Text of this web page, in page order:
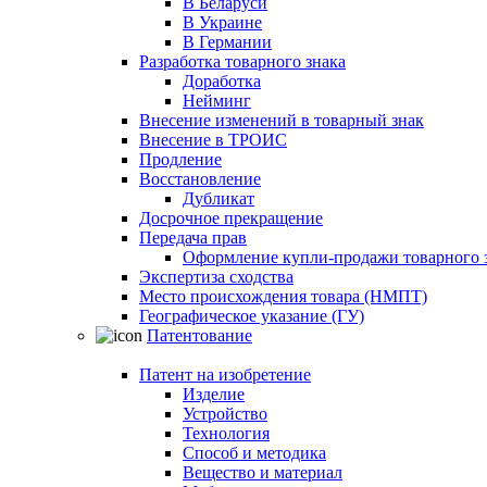
В Украине
В Германии
Разработка товарного знака
Доработка
Нейминг
Внесение изменений в товарный знак
Внесение в ТРОИС
Продление
Восстановление
Дубликат
Досрочное прекращение
Передача прав
Оформление купли-продажи товарного
Экспертиза сходства
Место происхождения товара (НМПТ)
Географическое указание (ГУ)
Патентование
Патент на изобретение
Изделие
Устройство
Технология
Способ и методика
Вещество и материал